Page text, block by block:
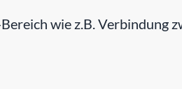
wie z.B. Verbindung